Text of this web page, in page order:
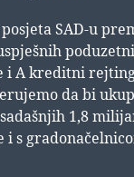
SAD-u
i A kreditni
da bi
1,8
i s